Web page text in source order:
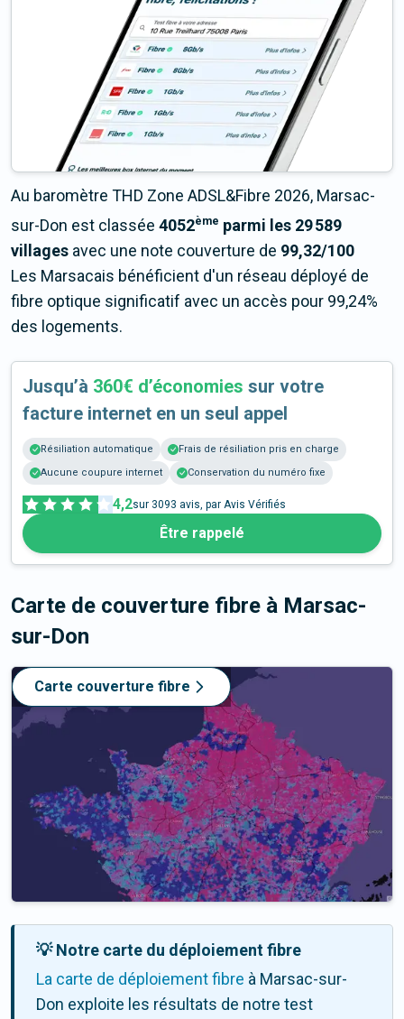
Au baromètre THD Zone ADSL&Fibre 2026, Marsac-
sur-Don est classée 4052ème parmi les 29 589
villages avec une note couverture de 99,32/100
Les Marsacais bénéficient d'un réseau déployé de
fibre optique significatif avec un accès pour 99,24%
des logements.
Jusqu’à 360€ d’économies sur votre
facture internet en un seul appel
Résiliation automatique
Frais de résiliation pris en charge
Aucune coupure internet
Conservation du numéro fixe
4,2sur 3093 avis, par Avis Vérifiés
Être rappelé
Carte de couverture fibre à Marsac-
sur-Don
Carte couverture fibre
💡 Notre carte du déploiement fibre
La carte de déploiement fibre à Marsac-sur-
Don exploite les résultats de notre test